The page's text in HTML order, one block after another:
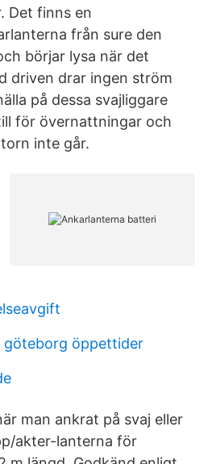
Det finns en
från sure den
börjar lysa när det
driven drar ingen ström
på dessa svajliggare
för övernattningar och
inte går.
göteborg öppettider
man ankrat på svaj eller
akter-lanterna för